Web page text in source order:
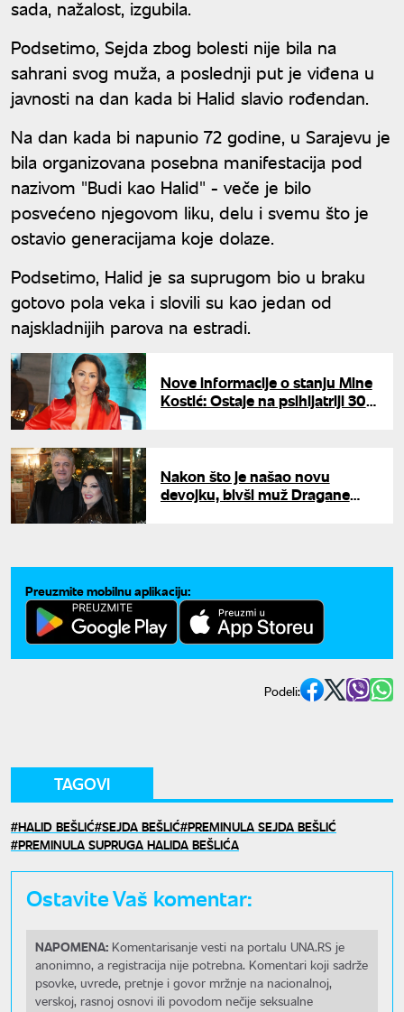
sada, nažalost, izgubila.
Podsetimo, Sejda zbog bolesti nije bila na
sahrani svog muža, a poslednji put je viđena u
javnosti na dan kada bi Halid slavio rođendan.
Na dan kada bi napunio 72 godine, u Sarajevu je
bila organizovana posebna manifestacija pod
nazivom "Budi kao Halid" - veče je bilo
posvećeno njegovom liku, delu i svemu što je
ostavio generacijama koje dolaze.
Podsetimo, Halid je sa suprugom bio u braku
gotovo pola veka i slovili su kao jedan od
najskladnijih parova na estradi.
Nove informacije o stanju Mine
Kostić: Ostaje na psihijatriji 30
Nakon što je našao novu
devojku, bivši muž Dragane
Preuzmite mobilnu aplikaciju:
Podeli:
TAGOVI
HALID BEŠLIĆ SEJDA BEŠLIĆ PREMINULA SEJDA BEŠLIĆ
PREMINULA SUPRUGA HALIDA BEŠLIĆA
Ostavite Vaš komentar:
NAPOMENA: Komentarisanje vesti na portalu UNA.RS je
anonimno, a registracija nije potrebna. Komentari koji sadrže
psovke, uvrede, pretnje i govor mržnje na nacionalnoj,
verskoj, rasnoj osnovi ili povodom nečije seksualne